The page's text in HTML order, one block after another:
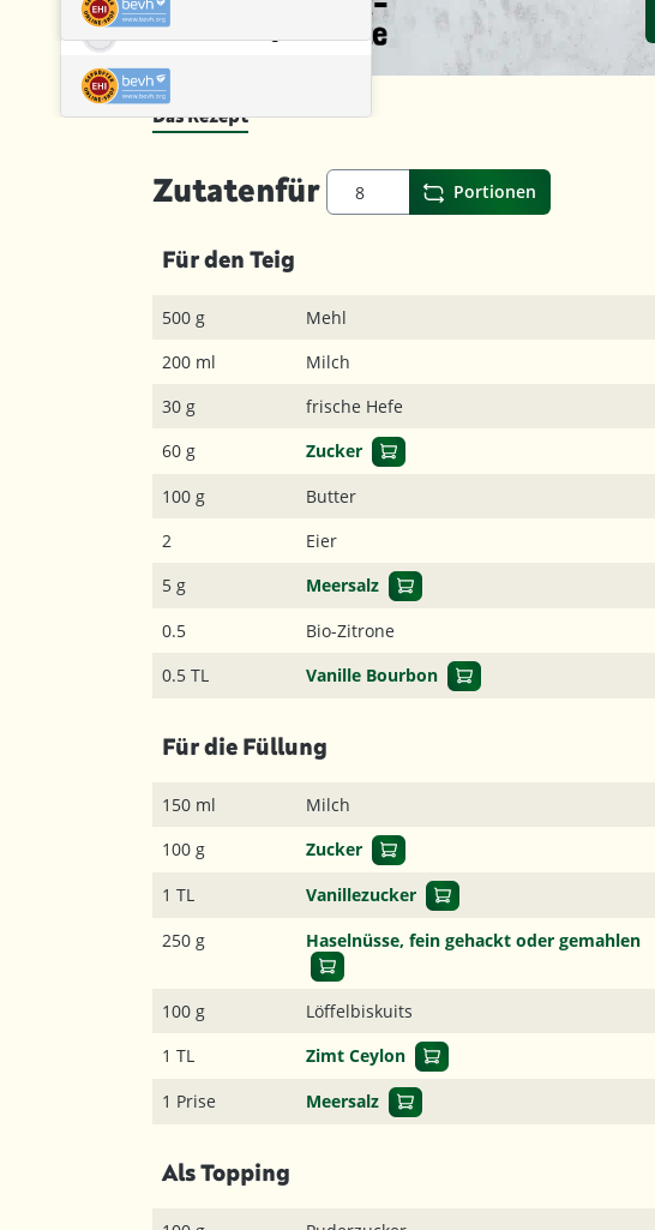
Das Rezept
Zutatenfür Portionen
Für den Teig
500 g
Mehl
200 ml
Milch
30 g
frische Hefe
60 g
Zucker
100 g
Butter
2
Eier
5 g
Meersalz
0.5
Bio-Zitrone
0.5 TL
Vanille Bourbon
Für die Füllung
150 ml
Milch
100 g
Zucker
1 TL
Vanillezucker
250 g
Haselnüsse, fein gehackt oder gemahlen
100 g
Löffelbiskuits
1 TL
Zimt Ceylon
1 Prise
Meersalz
Als Topping